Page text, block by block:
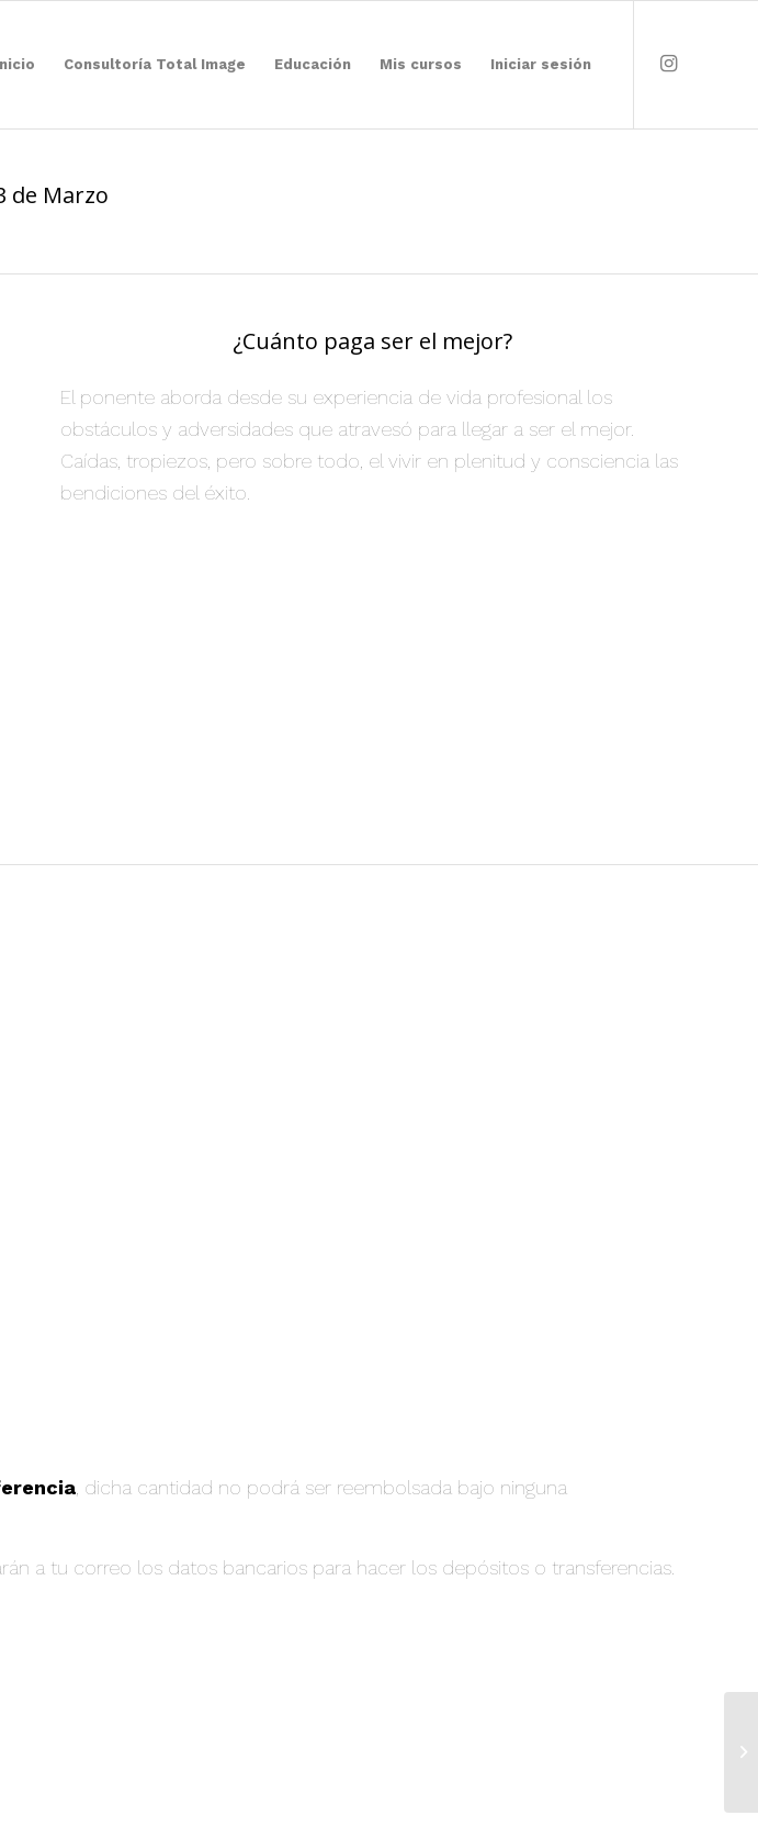
Consultoría Total Image Educación Mis cursos Iniciar sesión
de Marzo
¿Cuánto paga ser el mejor?
El ponente aborda desde su experiencia de vida profesional los
obstáculos y adversidades que atravesó para llegar a ser el mejor.
Caídas, tropiezos, pero sobre todo, el vivir en plenitud y consciencia las
bendiciones del éxito.
, dicha cantidad no podrá ser reembolsada bajo ninguna
a tu correo los datos bancarios para hacer los depósitos o transferencias.